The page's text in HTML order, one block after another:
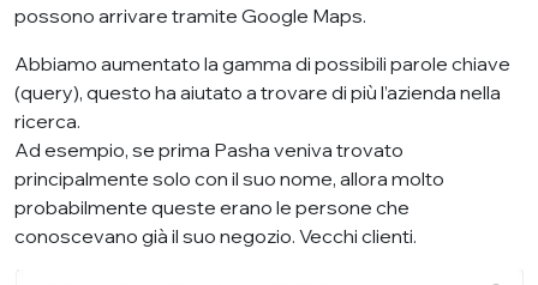
possono arrivare tramite Google Maps.
Abbiamo aumentato la gamma di possibili parole chiave
(query), questo ha aiutato a trovare di più l’azienda nella
ricerca.
Ad esempio, se prima Pasha veniva trovato
principalmente solo con il suo nome, allora molto
probabilmente queste erano le persone che
conoscevano già il suo negozio. Vecchi clienti.